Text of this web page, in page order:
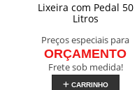
Lixeira com Pedal 50
Litros
Preços especiais para
ORÇAMENTO
Frete sob medida!
CARRINHO